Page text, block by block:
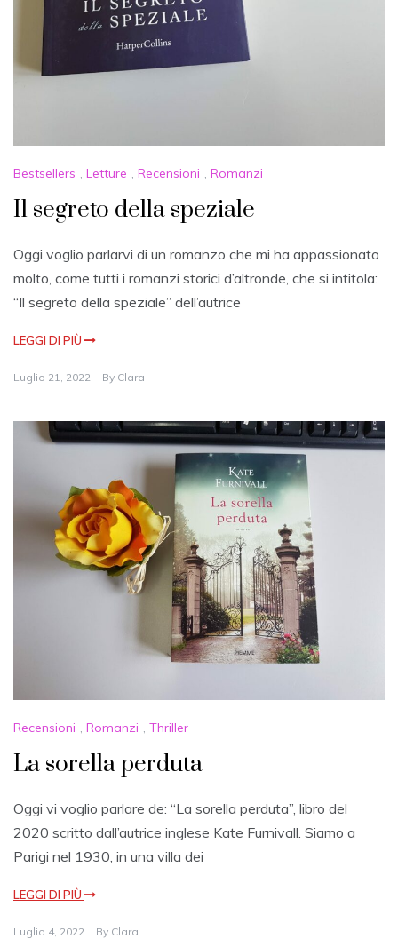
Bestsellers , Letture , Recensioni , Romanzi
Il segreto della speziale
Oggi voglio parlarvi di un romanzo che mi ha appassionato
molto, come tutti i romanzi storici d’altronde, che si intitola:
“Il segreto della speziale” dell’autrice
LEGGI DI PIÙ
Luglio 21, 2022 By Clara
Recensioni , Romanzi , Thriller
La sorella perduta
Oggi vi voglio parlare de: “La sorella perduta”, libro del
2020 scritto dall’autrice inglese Kate Furnivall. Siamo a
Parigi nel 1930, in una villa dei
LEGGI DI PIÙ
Luglio 4, 2022 By Clara